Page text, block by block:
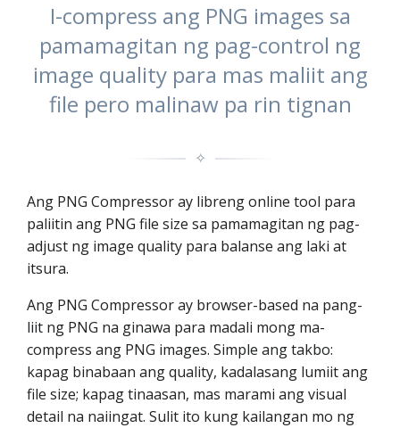
I-compress ang PNG images sa
pamamagitan ng pag-control ng
image quality para mas maliit ang
file pero malinaw pa rin tignan
✧
Ang PNG Compressor ay libreng online tool para
paliitin ang PNG file size sa pamamagitan ng pag-
adjust ng image quality para balanse ang laki at
itsura.
Ang PNG Compressor ay browser-based na pang-
liit ng PNG na ginawa para madali mong ma-
compress ang PNG images. Simple ang takbo:
kapag binabaan ang quality, kadalasang lumiit ang
file size; kapag tinaasan, mas marami ang visual
detail na naiingat. Sulit ito kung kailangan mo ng